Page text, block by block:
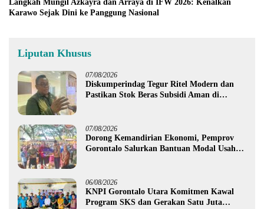
Langkah Mungil Azkayra dan Arraya di IFW 2026: Kenalkan
Karawo Sejak Dini ke Panggung Nasional
Liputan Khusus
07/08/2026
Diskumperindag Tegur Ritel Modern dan
Pastikan Stok Beras Subsidi Aman di
07/08/2026
Dorong Kemandirian Ekonomi, Pemprov
Gorontalo Salurkan Bantuan Modal Usaha
06/08/2026
KNPI Gorontalo Utara Komitmen Kawal
Program SKS dan Gerakan Satu Juta